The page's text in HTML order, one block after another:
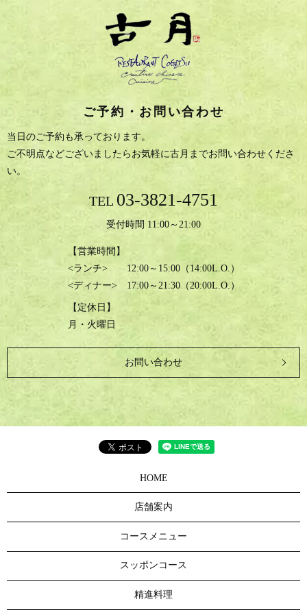
ご予約・お問い合わせ
当日のご予約も承っております。
ご不明点などございましたらお気軽に古月までお問い合わせくださ
い。
TEL 03-3821-4751
受付時間 11:00～21:00
【営業時間】
<ランチ> 12:00～15:00（14:00L.O.）
<ディナー> 17:00～21:30（20:00L.O.）
【定休日】
月・火曜日
お問い合わせ
HOME
店舗案内
コースメニュー
スッポンコース
精進料理